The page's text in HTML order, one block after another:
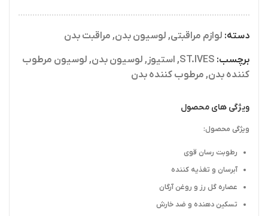
دسته: لوازم مراقبتی, لوسیون بدن, مراقبت بدن
برچسب: ST.IVES
, استیوز , لوسیون بدن, لوسیون مرطوب
کننده بدن, مرطوب کننده بدن
ویژگی های محصول
ویژگی محصول:
رطوبت رسان قوی
آبرسان و تغذیه کننده
عصاره گل رز و روغن آرگان
تسکین دهنده و ضد خارش